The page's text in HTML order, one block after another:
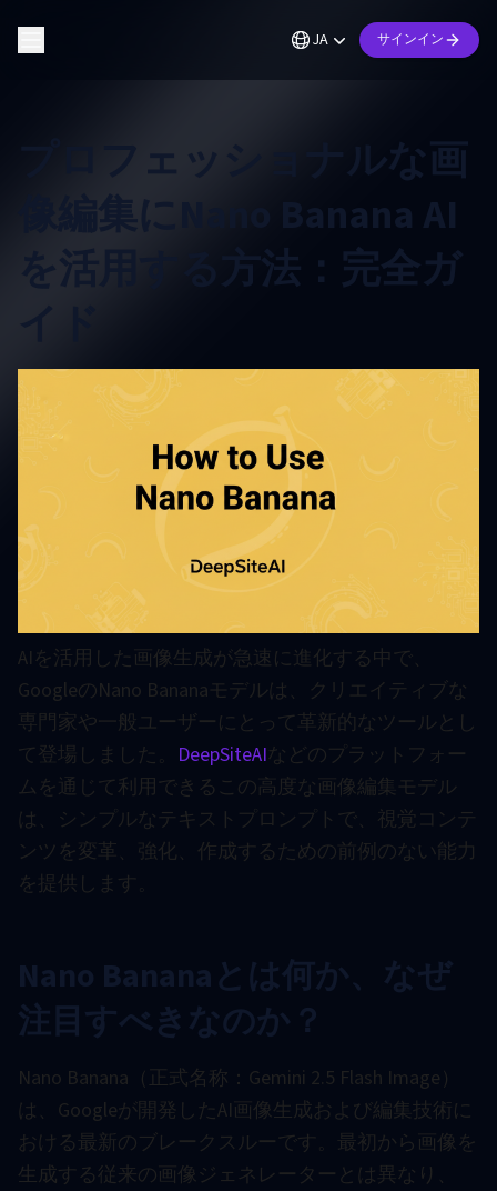
JA サインイン
プロフェッショナルな画
像編集にNano Banana AI
を活用する方法：完全ガ
AIを活用した画像生成が急速に進化する中で、
GoogleのNano Bananaモデルは、クリエイティブな
専門家や一般ユーザーにとって革新的なツールとし
て登場しました。 DeepSiteAIなどのプラットフォー
ムを通じて利用できるこの高度な画像編集モデル
は、シンプルなテキストプロンプトで、視覚コンテ
ンツを変革、強化、作成するための前例のない能力
を提供します。
Nano Bananaとは何か、なぜ
注目すべきなのか？
Nano Banana（正式名称：Gemini 2.5 Flash Image）
は、Googleが開発したAI画像生成および編集技術に
おける最新のブレークスルーです。最初から画像を
生成する従来の画像ジェネレーターとは異なり、